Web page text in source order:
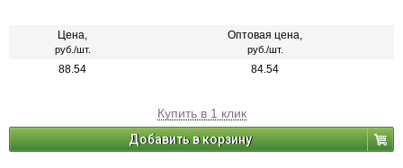
Цена,
руб./шт.
Оптовая цена,
руб./шт.
88.54 84.54
Купить в 1 клик
Добавить в корзину